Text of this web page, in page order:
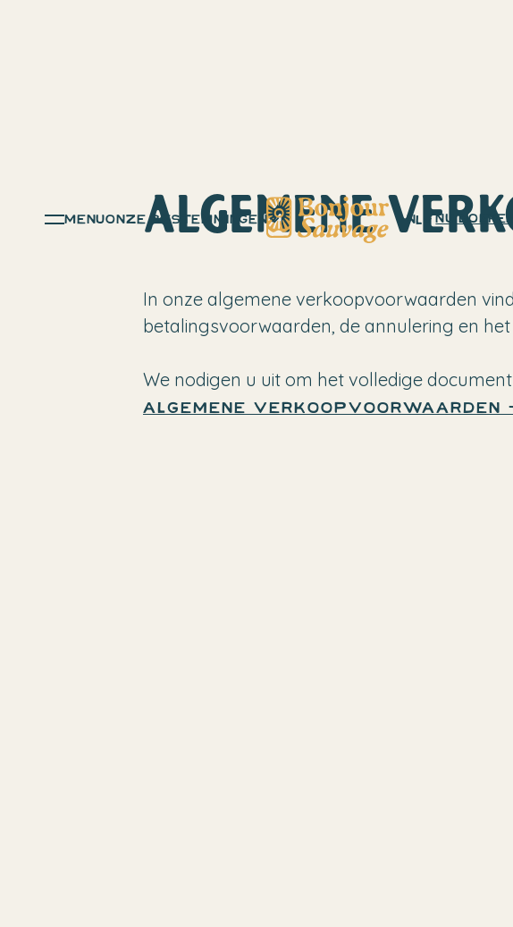
menuONZE BESTEMMINGEN NL Nu
ALGEMENE
In onze algemene verkoopvoorwaarden
betalingsvoorwaarden, de annulering en
We nodigen u uit om het volledige
Algemene verkoopvoorwaarden